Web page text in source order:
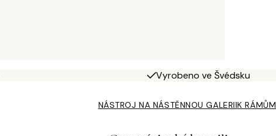
Vyrobeno ve Švédsku
NÁSTROJ NA NÁSTĚNNOU GALERIIK RÁMŮM